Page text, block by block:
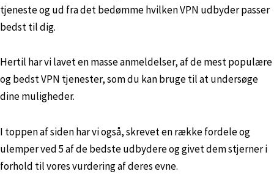
tjeneste og ud fra det bedømme hvilken VPN udbyder passer
bedst til dig.
Hertil har vi lavet en masse anmeldelser, af de mest populære
og bedst VPN tjenester, som du kan bruge til at undersøge
dine muligheder.
I toppen af siden har vi også, skrevet en række fordele og
ulemper ved 5 af de bedste udbydere og givet dem stjerner i
forhold til vores vurdering af deres evne.